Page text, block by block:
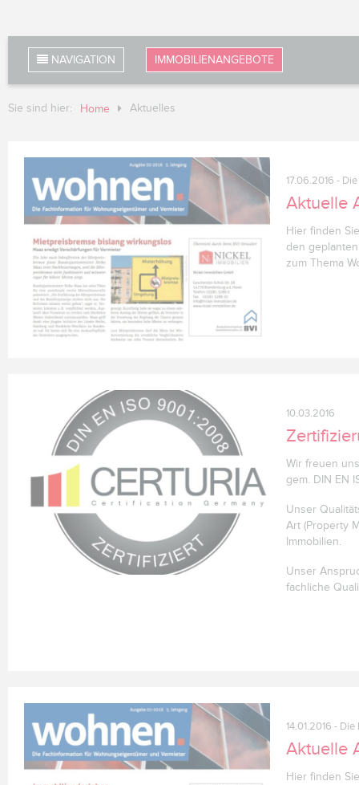
NAVIGATION IMMOBILIENANGEBOTE
Sie sind hier: Home Aktuelles
17.06.2016 -
Aktuelle
Hier finden
den
zum Thema
10.03.2016
Wir freuen
gem. DIN EN
Unser
Art (Property
Immobilien.
Unser
fachliche
14.01.2016 - Die
Aktuelle
Hier finden